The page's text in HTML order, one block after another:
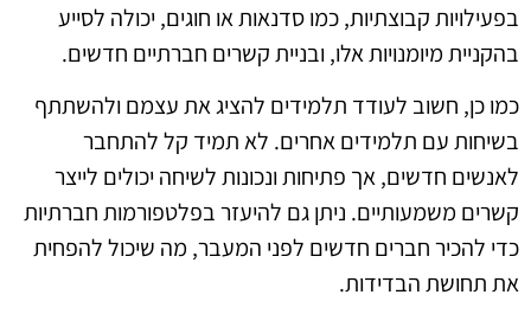
בפעילויות קבוצתיות, כמו סדנאות או חוגים, יכולה לסייע
בהקניית מיומנויות אלו, ובניית קשרים חברתיים חדשים.
כמו כן, חשוב לעודד תלמידים להציג את עצמם ולהשתתף
בשיחות עם תלמידים אחרים. לא תמיד קל להתחבר
לאנשים חדשים, אך פתיחות ונכונות לשיחה יכולים לייצר
קשרים משמעותיים. ניתן גם להיעזר בפלטפורמות חברתיות
כדי להכיר חברים חדשים לפני המעבר, מה שיכול להפחית
את תחושת הבדידות.